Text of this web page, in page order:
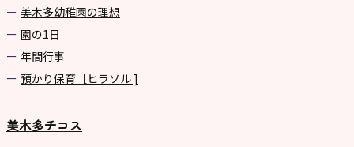
美⽊多幼稚園の理想
園の1⽇
年間⾏事
預かり保育［ヒラソル ]
美木多チコス